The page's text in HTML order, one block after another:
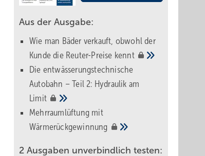
Aus der Ausgabe:
Wie man Bäder verkauft, obwohl der
Kunde die Reuter-Preise kennt
Die entwässerungstechnische
Autobahn – Teil 2: Hydraulik am
Limit
Mehrraumlüftung mit
Wärmerückgewinnung
2 Ausgaben unverbindlich testen: